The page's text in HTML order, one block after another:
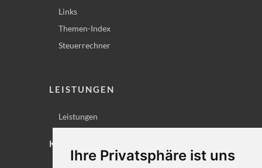
Ihre Privatsphäre ist uns
Links
Themen-Index
Steuerrechner
LEISTUNGEN
Leistungen
KONTAKT